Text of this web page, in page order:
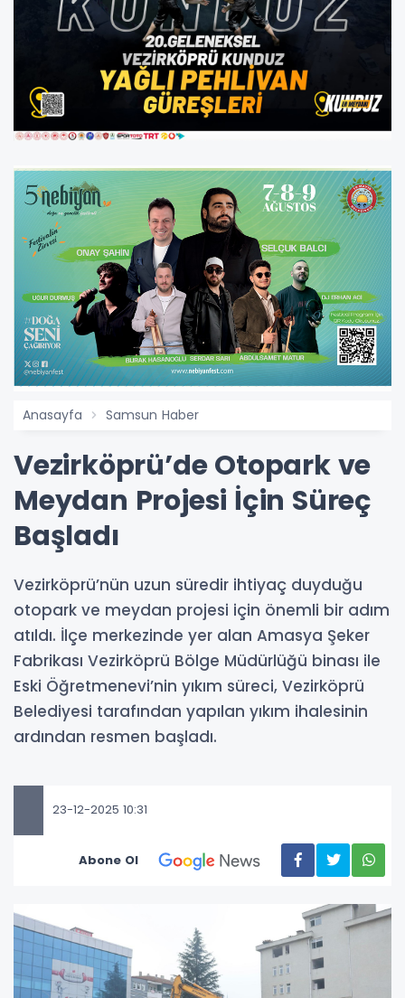
Anasayfa Samsun Haber
Vezirköprü’de Otopark ve
Meydan Projesi İçin Süreç
Başladı
Vezirköprü’nün uzun süredir ihtiyaç duyduğu
otopark ve meydan projesi için önemli bir adım
atıldı. İlçe merkezinde yer alan Amasya Şeker
Fabrikası Vezirköprü Bölge Müdürlüğü binası ile
Eski Öğretmenevi’nin yıkım süreci, Vezirköprü
Belediyesi tarafından yapılan yıkım ihalesinin
ardından resmen başladı.
23-12-2025 10:31
Abone Ol